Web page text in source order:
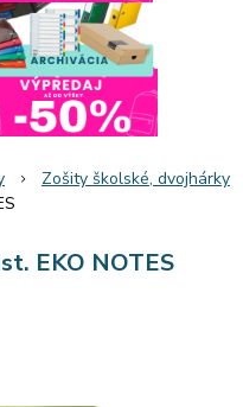
Zošity školské, dvojhárky
EKO NOTES